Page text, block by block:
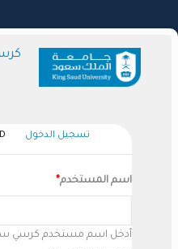
إلى
المحتوى
Primary
Tabs
تسجيل الدخول
اسم المستخدم
أدخل اسم مستخدم كرسي